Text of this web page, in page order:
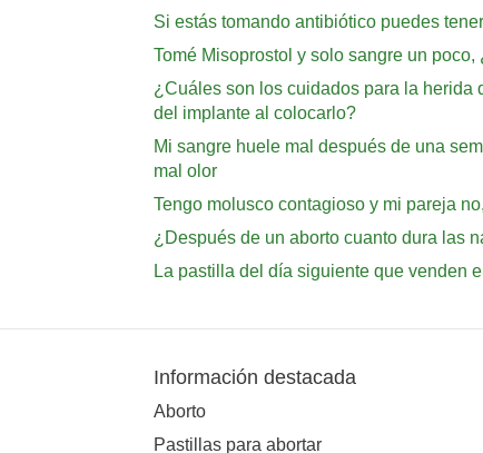
Si estás tomando antibiótico puedes
Tomé Misoprostol y solo sangre un
¿Cuáles son los cuidados para la herida
del implante al colocarlo?
Mi sangre huele mal después de una
mal olor
Tengo molusco contagioso y mi pareja
¿Después de un aborto cuanto dura las
La pastilla del día siguiente que venden
Información destacada
Aborto
Pastillas para abortar